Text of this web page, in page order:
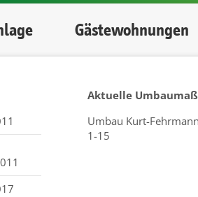
Gästewohnungen
Aktuelle
Umbau Kurt-
1-15